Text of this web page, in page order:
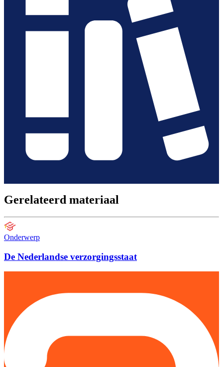
Gerelateerd materiaal
Onderwerp
De Nederlandse verzorgingsstaat